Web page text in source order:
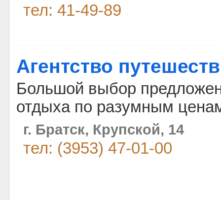
тел: 41-49-89
Агентство
Большой выбор
отдыха по разумным
г. Братск, Крупской, 14
тел: (3953) 47-01-00